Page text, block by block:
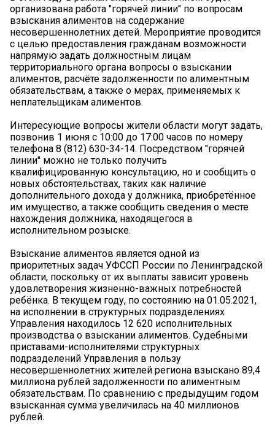
организована работа "горячей линии" по вопросам
взыскания алиментов на содержание
несовершеннолетних детей. Мероприятие проводится
с целью предоставления гражданам возможности
напрямую задать должностным лицам
территориального органа вопросы о взыскании
алиментов, расчёте задолженности по алиментным
обязательствам, а также о мерах, применяемых к
неплательщикам алиментов.
Интересующие вопросы жители области могут задать,
позвонив 1 июня с 10:00 до 17:00 часов по номеру
телефона 8 (812) 630-34-14. Посредством "горячей
линии" можно не только получить
квалифицированную консультацию, но и сообщить о
новых обстоятельствах, таких как наличие
дополнительного дохода у должника, приобретённое
им имущество, а также сообщить сведения о месте
нахождения должника, находящегося в
исполнительном розыске.
Взыскание алиментов является одной из
приоритетных задач УФССП России по Ленинградской
области, поскольку от их выплаты зависит уровень
удовлетворения жизненно-важных потребностей
ребёнка. В текущем году, по состоянию на 01.05.2021,
на исполнении в структурных подразделениях
Управления находилось 12 620 исполнительных
производства о взыскании алиментов. Судебными
приставами-исполнителями структурных
подразделений Управления в пользу
несовершеннолетних жителей региона взыскано 89,4
миллиона рублей задолженности по алиментным
обязательствам. По сравнению с предыдущим годом
взысканная сумма увеличилась на 40 миллионов
рублей.